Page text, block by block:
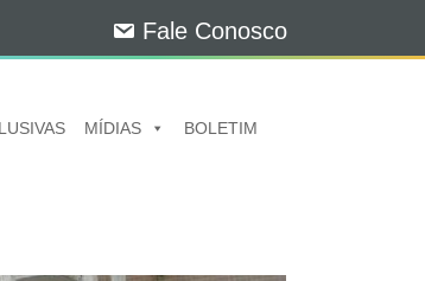
Fale Conosco
MÍDIAS BOLETIM